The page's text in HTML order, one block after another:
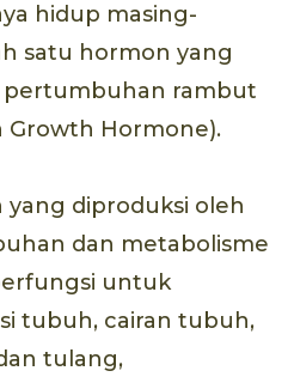
hidup masing-
satu hormon yang
pertumbuhan rambut
Growth Hormone).
yang diproduksi oleh
dan metabolisme
untuk
tubuh, cairan tubuh,
tulang,